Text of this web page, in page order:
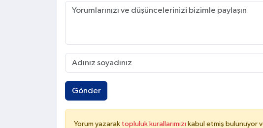
Gönder
Yorum yazarak topluluk kurallarımızı kabul etmiş bulunuyor